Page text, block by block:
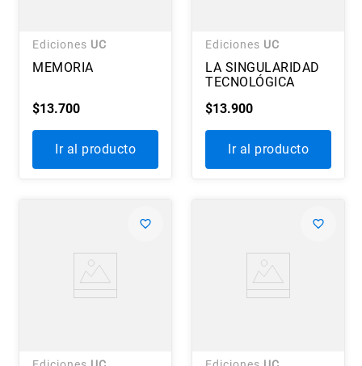
Ediciones UC
MEMORIA
$13.700
Ir al producto
Ediciones UC
LA SINGULARIDAD
TECNOLÓGICA
$13.900
Ir al producto